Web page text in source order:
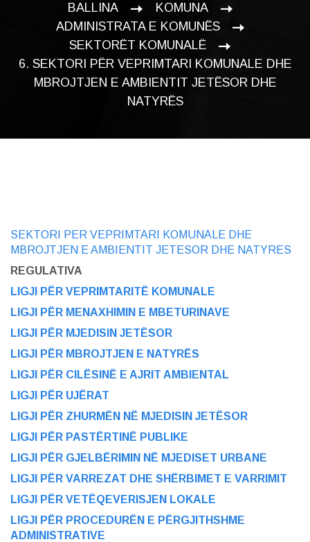
BALLINA
KOMUNA
ADMINISTRATA E KOMUNËS
SEKTORËT KOMUNALË
6. SEKTORI PËR VEPRIMTARI KOMUNALE DHE
MBROJTJEN E AMBIENTIT JETËSOR DHE
NATYRËS
SEKTORI PER VEPRIMTARI KOMUNALE DHE
MBROJTJEN E AMBIENTIT JETESOR DHE NATYRES
REGULATIVA
LIGJI PËR VEPRIMTARITË KOMUNALE
LIGJI PËR MENAXHIMIN E MBETURINAVE
LIGJI PËR MJEDISIN JETËSOR
LIGJI PËR MBROJTJEN E NATYRËS
LIGJI PËR CILËSINË E AJRIT AMBIENTAL
LIGJI PËR UJËRAT
LIGJI PËR ZHURMËN NË MJEDISIN JETËSOR
LIGJI PËR PASTËRTINË PUBLIKE
LIGJI PËR GJELBËRIMIN NË MJEDISET URBANE
LIGJI PËR VARREZAT DHE SHËRBIMET E VARRIMIT
LIGJI PËR VETËQEVERISJEN LOKALE
LIGJI PËR PROCEDURËN E PËRGJITHSHME
ADMINISTRATIVE